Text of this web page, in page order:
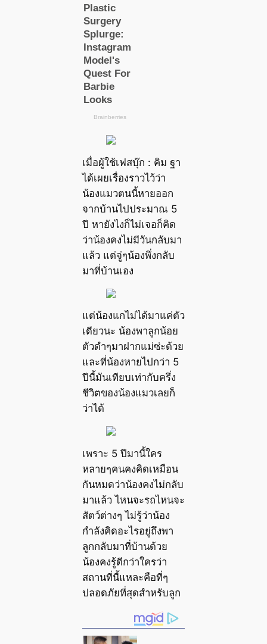
เมื่อผู้ใช้เฟสบุ๊ก : คิม ฐา
ได้เผยเรื่องราวไว้ว่า
น้องแมวตนนี้หายออก
จากบ้านไปประมาณ 5
ปี หายังไงก็ไม่เจอก็คิด
ว่าน้องคงไม่มีวันกลับมา
แล้ว แต่จู่ๆน้องพึ่งกลับ
มาที่บ้านเอง
แต่น้องแกไม่ได้มาแค่ตัว
เดียวนะ น้องพาลูกน้อย
ตัวดำๆมาฝากแม่ซ่ะด้วย
และที่น้องหายไปกว่า 5
ปีนี้มันเทียบเท่ากับครึ่ง
ชีวิตของน้องแมวเลยก็
ว่าได้
เพราะ 5 ปีมานี้ใคร
หลายๆคนคงคิดเหมือน
กันหมดว่าน้องคงไม่กลับ
มาแล้ว ไหนจะรถไหนจะ
สัตว์ต่างๆ ไม่รู้ว่าน้อง
กำลังคิดอะไรอยู่ถึงพา
ลูกกลับมาที่บ้านด้วย
น้องคงรู้ดีกว่าใครว่า
สถานที่นี้แหละคือที่ๆ
ปลอดภัยที่สุดสำหรับลูก